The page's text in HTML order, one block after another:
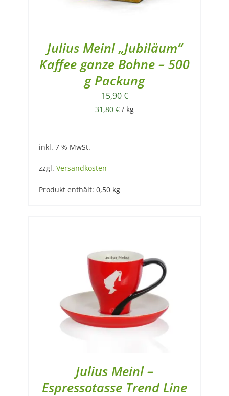
Julius Meinl „Jubiläum“
Kaffee ganze Bohne – 500
g Packung
15,90€
31,80 € / kg
inkl. 7 % MwSt.
zzgl. Versandkosten
Produkt enthält: 0,50 kg
Julius Meinl –
Espressotasse Trend Line